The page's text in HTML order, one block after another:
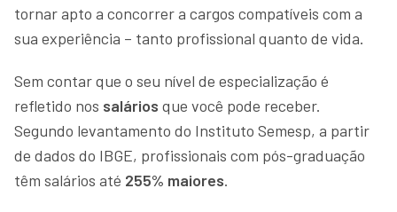
tornar apto a concorrer a cargos compatíveis com a
sua experiência – tanto profissional quanto de vida.
Sem contar que o seu nível de especialização é
refletido nos salários que você pode receber.
Segundo levantamento do Instituto Semesp, a partir
de dados do IBGE, profissionais com pós-graduação
têm salários até 255% maiores.